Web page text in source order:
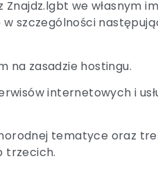
we własnym
szczególności
na zasadzie hostingu.
internetowych i
tematyce oraz
trzecich.